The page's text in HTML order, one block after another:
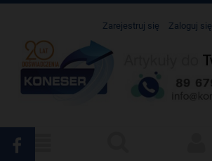
Zarejestruj się Zaloguj się